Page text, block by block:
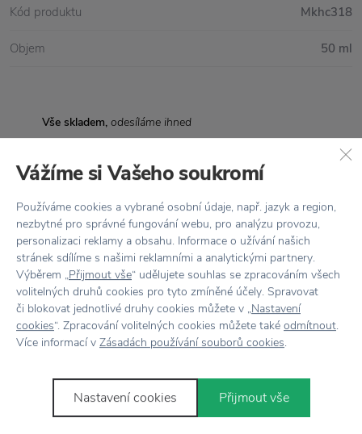
Vše skladem, odesíláme ihned
7500+ produktů na výběr
Showroom ve Zlíně
Kód produktu Mkhc318
Objem 50 ml
Novinkye-mailem
Vážíme si Vašeho soukromí
Používáme cookies a vybrané osobní údaje, např. jazyk a region,
nezbytné pro správné fungování webu, pro analýzu provozu,
personalizaci reklamy a obsahu. Informace o užívání našich
stránek sdílíme s našimi reklamními a analytickými partnery.
Výběrem „Přijmout vše“ udělujete souhlas se zpracováním všech
volitelných druhů cookies pro tyto zmíněné účely. Spravovat
či blokovat jednotlivé druhy cookies můžete v „Nastavení
cookies“. Zpracování volitelných cookies můžete také odmítnout.
Více informací v Zásadách používání souborů cookies.
Nastavení cookies Přijmout vše